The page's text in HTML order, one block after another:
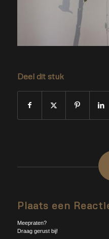
Deel dit stuk
Plaats een
Meepraten?
Draag gerust bij!